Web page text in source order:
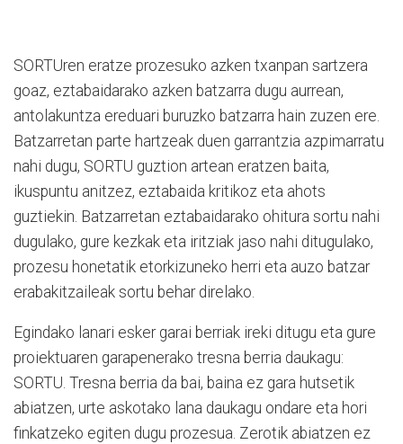
SORTUren eratze prozesuko azken txanpan sartzera
goaz, eztabaidarako azken batzarra dugu aurrean,
antolakuntza ereduari buruzko batzarra hain zuzen ere.
Batzarretan parte hartzeak duen garrantzia azpimarratu
nahi dugu, SORTU guztion artean eratzen baita,
ikuspuntu anitzez, eztabaida kritikoz eta ahots
guztiekin. Batzarretan eztabaidarako ohitura sortu nahi
dugulako, gure kezkak eta iritziak jaso nahi ditugulako,
prozesu honetatik etorkizuneko herri eta auzo batzar
erabakitzaileak sortu behar direlako.
Egindako lanari esker garai berriak ireki ditugu eta gure
proiektuaren garapenerako tresna berria daukagu:
SORTU. Tresna berria da bai, baina ez gara hutsetik
abiatzen, urte askotako lana daukagu ondare eta hori
finkatzeko egiten dugu prozesua. Zerotik abiatzen ez